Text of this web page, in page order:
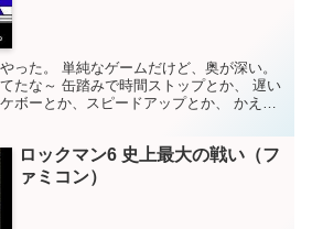
った。 単純なゲームだけど、奥が深い。
たな～ 缶踏みで時間ストップとか、 遅い
ボーとか、スピードアップとか、 かえる
ロックマン6 史上最大の戦い（フ
ァミコン）